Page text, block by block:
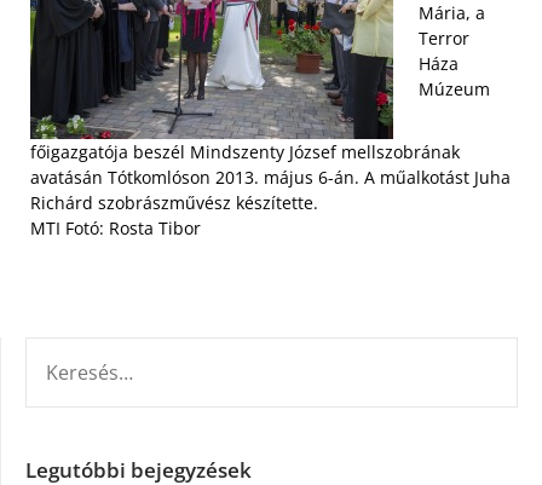
Mária, a
Terror
Háza
Múzeum
főigazgatója beszél Mindszenty József mellszobrának
avatásán Tótkomlóson 2013. május 6-án. A műalkotást Juha
Richárd szobrászművész készítette.
MTI Fotó: Rosta Tibor
Legutóbbi bejegyzések